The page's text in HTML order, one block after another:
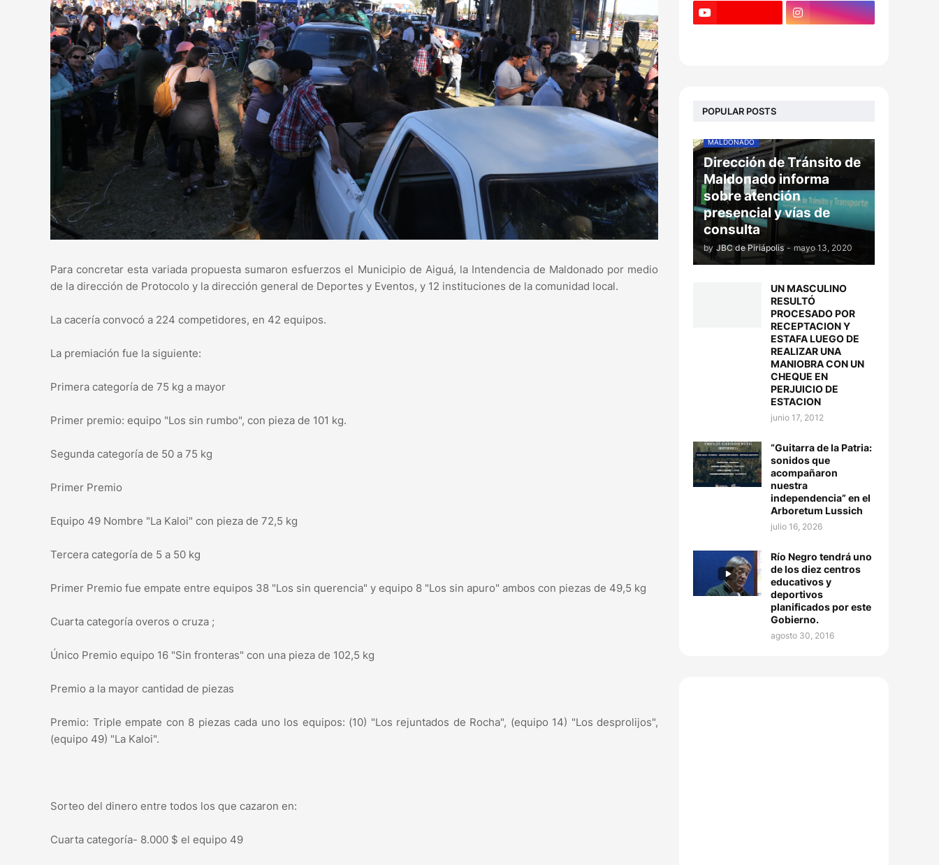
Para concretar esta variada propuesta sumaron esfuerzos el Municipio de Aiguá, la Intendencia de Maldonado por medio
de la dirección de Protocolo y la dirección general de Deportes y Eventos, y 12 instituciones de la comunidad local.
La cacería convocó a 224 competidores, en 42 equipos.
La premiación fue la siguiente:
Primera categoría de 75 kg a mayor
Primer premio: equipo "Los sin rumbo", con pieza de 101 kg.
Segunda categoría de 50 a 75 kg
Primer Premio
Equipo 49 Nombre "La Kaloi" con pieza de 72,5 kg
Tercera categoría de 5 a 50 kg
Primer Premio fue empate entre equipos 38 "Los sin querencia" y equipo 8 "Los sin apuro" ambos con piezas de 49,5 kg
Cuarta categoría overos o cruza ;
Único Premio equipo 16 "Sin fronteras" con una pieza de 102,5 kg
Premio a la mayor cantidad de piezas
Premio: Triple empate con 8 piezas cada uno los equipos: (10) "Los rejuntados de Rocha", (equipo 14) "Los desprolijos",
(equipo 49) "La Kaloi".
Sorteo del dinero entre todos los que cazaron en:
Cuarta categoría- 8.000 $ el equipo 49
POPULAR POSTS
MALDONADO
Dirección de Tránsito de
Maldonado informa
sobre atención
presencial y vías de
consulta
by JBC de Piriápolis - mayo 13, 2020
UN MASCULINO
RESULTÓ
PROCESADO POR
RECEPTACION Y
ESTAFA LUEGO DE
REALIZAR UNA
MANIOBRA CON UN
CHEQUE EN
PERJUICIO DE
ESTACION
junio 17, 2012
“Guitarra de la Patria:
sonidos que
acompañaron
nuestra
independencia” en el
Arboretum Lussich
julio 16, 2026
Río Negro tendrá uno
de los diez centros
educativos y
deportivos
planificados por este
Gobierno.
agosto 30, 2016